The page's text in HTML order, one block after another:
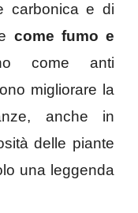
carbonica e di
come fumo e
come anti
migliorare la
anche in
delle piante
una leggenda